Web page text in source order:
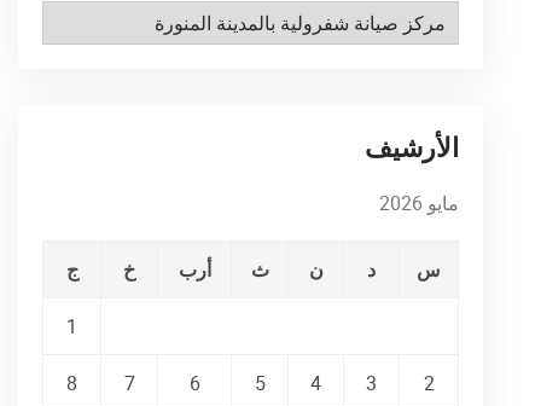
التصنيفات
الأرشيف
مايو 2026
س د ن ث أرب خ ج
1
2
3
4
5
6
7
8